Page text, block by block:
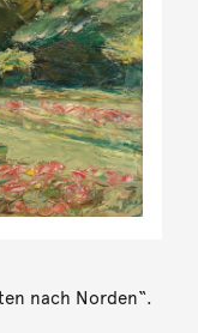
nach Norden“.